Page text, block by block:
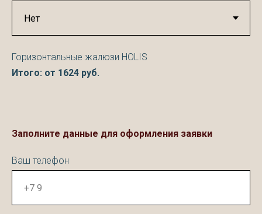
Горизонтальные жалюзи HOLIS
Итого: от 1624 руб.
Заполните данные для оформления заявки
Ваш телефон